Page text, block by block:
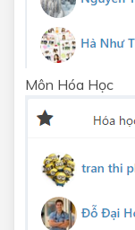
Môn Hóa Học